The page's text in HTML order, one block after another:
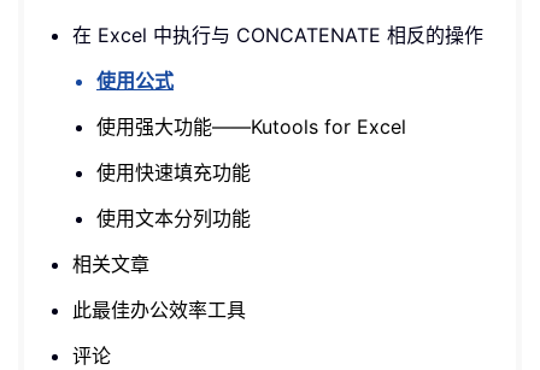
在 Excel 中执行与 CONCATENATE 相反的操作
使用公式
使用强大功能——Kutools for Excel
使用快速填充功能
使用文本分列功能
相关文章
此最佳办公效率工具
评论